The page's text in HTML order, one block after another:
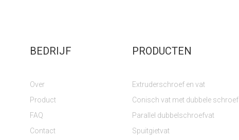
BEDRIJF
Over
Product
FAQ
Contact
PRODUCTEN
Extruderschroef en vat
Conisch vat met dubbele schroef
Parallel dubbelschroefvat
Spuitgietvat